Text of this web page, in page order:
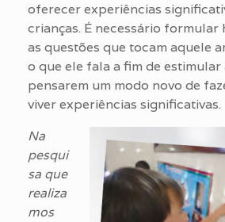
oferecer experiências
crianças. É necessário formular
as questões que tocam aquele
o que ele fala a fim de estimular
pensarem um modo novo de
viver experiências significativas.
Na
pesqui
sa que
realiza
mos